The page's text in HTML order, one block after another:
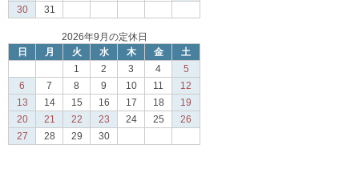
30
31
2026年9月の定休日
日
月 火 水 木 金
土
1
2 3 4
5
6
7 8 9 10 11
12
13
14 15 16 17 18
19
20
21 22 23 24 25
26
27
28 29 30